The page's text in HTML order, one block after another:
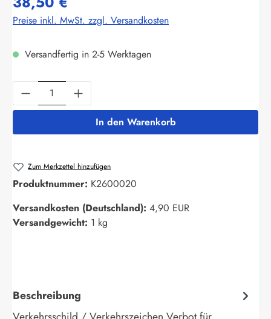
Preise inkl. MwSt. zzgl. Versandkosten
Versandfertig in 2-5 Werktagen
Produkt Anzahl: Gib den gewünschten
In den Warenkorb
Zum Merkzettel hinzufügen
Produktnummer: K2600020
Versandkosten (Deutschland): 4,90 EUR
Versandgewicht: 1 kg
Beschreibung